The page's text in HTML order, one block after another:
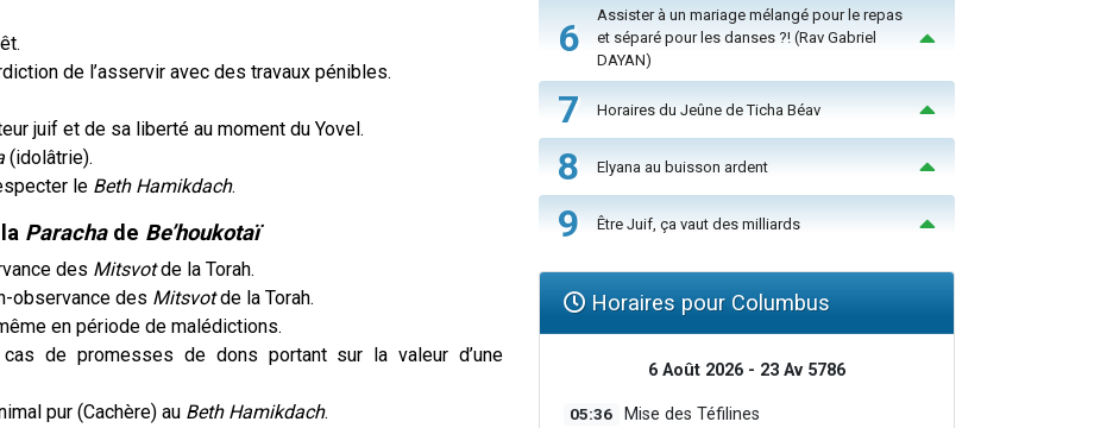
de l’asservir avec des travaux pénibles.
juif et de sa liberté au moment du Yovel.
(idolâtrie).
le Beth Hamikdach.
Parachade Be’houkotaï
des Mitsvotde la Torah.
observance des Mitsvotde la Torah.
en période de malédictions.
de promesses de dons portant sur la valeur d’une
pur (Cachère) au Beth Hamikdach.
6
Assister à un mariage mélangé pour le repas
et séparé pour les danses ?! (Rav Gabriel
DAYAN)
7 Horaires du Jeûne de Ticha Béav
8 Elyana au buisson ardent
9 Être Juif, ça vaut des milliards
Horaires pour Columbus
6 Août 2026 - 23 Av 5786
05:36 Mise des Téfilines